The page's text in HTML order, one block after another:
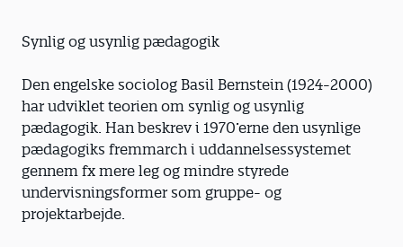
Synlig og usynlig pædagogik
Den engelske sociolog Basil Bernstein (1924-2000)
har udviklet teorien om synlig og usynlig
pædagogik. Han beskrev i 1970’erne den usynlige
pædagogiks fremmarch i uddannelsessystemet
gennem fx mere leg og mindre styrede
undervisningsformer som gruppe- og
projektarbejde.